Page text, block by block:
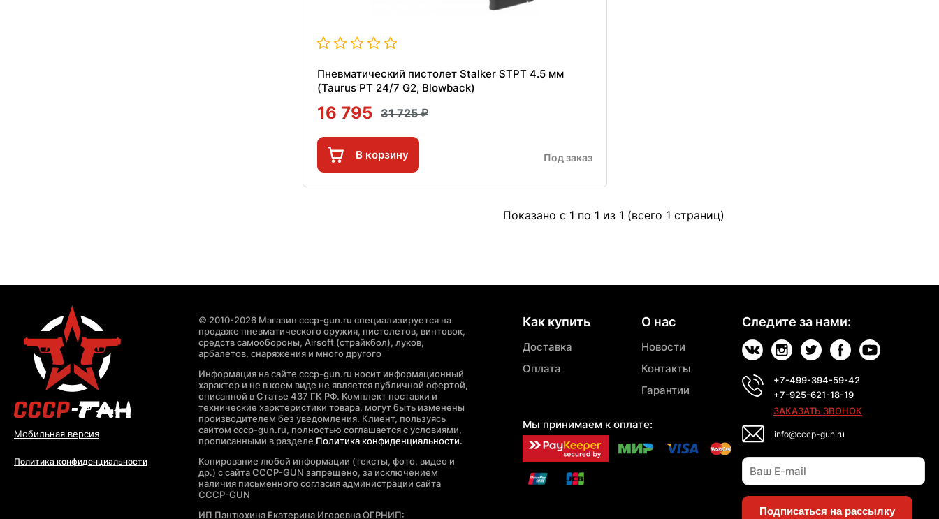
Пневматический пистолет Stalker STPT 4.5 мм
(Taurus PT 24/7 G2, Blowback)
16 795 31 725
В корзину Под заказ
Показано с 1 по 1 из 1 (всего 1 страниц)
Мобильная версия
Политика конфиденциальности
© 2010-2026 Магазин cccp-gun.ru специализируется на
продаже пневматического оружия, пистолетов, винтовок,
средств самообороны, Airsoft (страйкбол), луков,
арбалетов, снаряжения и много другого
Информация на сайте cccp-gun.ru носит информационный
характер и не в коем виде не является публичной офертой,
описанной в Статье 437 ГК РФ. Комплект поставки и
технические харктеристики товара, могут быть изменены
производителем без уведомления. Клиент, пользуясь
сайтом cccp-gun.ru, полностью соглашается с условиями,
прописанными в разделе Политика конфиденциальности.
Копирование любой информации (тексты, фото, видео и
др.) с сайта CCCP-GUN запрещено, за исключением
наличия письменного согласия администрации сайта
CCCP-GUN
ИП Пантюхина Екатерина Игоревна ОГРНИП:
Как купить
Доставка
Оплата
Мы принимаем к оплате:
О нас
Новости
Контакты
Гарантии
Следите за нами:
+7-499-394-59-42
+7-925-621-18-19
ЗАКАЗАТЬ ЗВОНОК
info@cccp-gun.ru
Подписаться на рассылку